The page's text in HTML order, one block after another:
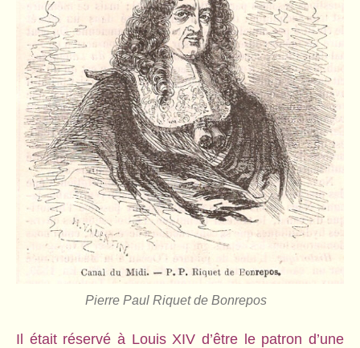
Pierre Paul Riquet de Bonrepos
Il était réservé à Louis XIV d’être le patron d’une